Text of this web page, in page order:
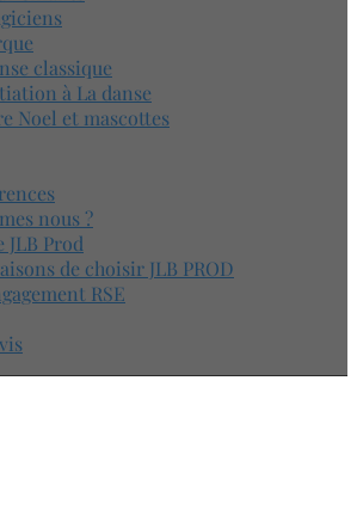
classique
à La danse
Noel et mascottes
nous ?
JLB Prod
de choisir JLB PROD
RSE